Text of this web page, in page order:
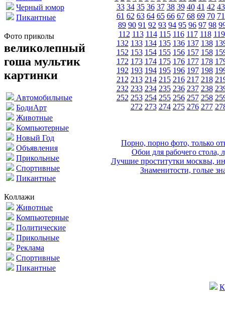
Черный юмор
Пикантные
Фото приколы
великолепный
гоша мультик
картинки
Автомобильные
БодиАрт
Животные
Компьютерные
Новый Год
Объявления
Прикольные
Спортивные
Пикантные
Коллажи
Животные
Компьютерные
Политические
Прикольные
Реклама
Спортивные
Пикантные
33 34 35 36 37 38 39 40 41 42 43
61 62 63 64 65 66 67 68 69 70 71
89 90 91 92 93 94 95 96 97 98
112 113 114 115 116 117 118 119
132 133 134 135 136 137 138
152 153 154 155 156 157 158
172 173 174 175 176 177 178
192 193 194 195 196 197 198
212 213 214 215 216 217 218
232 233 234 235 236 237 238
252 253 254 255 256 257 258
272 273 274 275 276 277
Порно, порно фото, только
Обои для рабочего стола,
Лучшие проститутки москвы,
Знаменитости, голые